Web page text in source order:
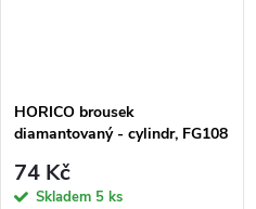
HORICO brousek
diamantovaný - cylindr, FG108
74 Kč
Skladem 5 ks